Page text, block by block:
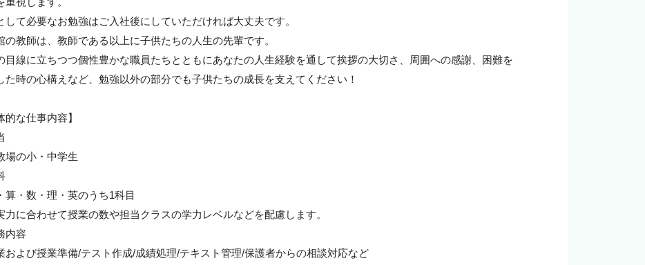
して必要なお勉強はご入社後にしていただければ大丈夫です。
の教師は、教師である以上に子供たちの人生の先輩です。
目線に立ちつつ個性豊かな職員たちとともにあなたの人生経験を通して挨拶の大切さ、周囲への感謝、困難を
た時の心構えなど、勉強以外の部分でも子供たちの成長を支えてください！
的な仕事内容】
の小・中学生
・数・理・英のうち1科目
に合わせて授業の数や担当クラスの学力レベルなどを配慮します。
内容
よび授業準備/テスト作成/成績処理/テキスト管理/保護者からの相談対応など